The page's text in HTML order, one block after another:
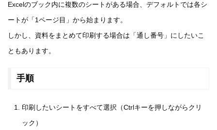
Excelのブック内に複数のシートがある場合、デフォルトでは各シ
ートが「1ページ目」から始まります。
しかし、資料をまとめて印刷する場合は「通し番号」にしたいこ
ともあります。
手順
印刷したいシートをすべて選択（Ctrlキーを押しながらクリ
ック）